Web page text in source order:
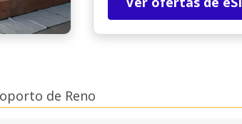
de Reno